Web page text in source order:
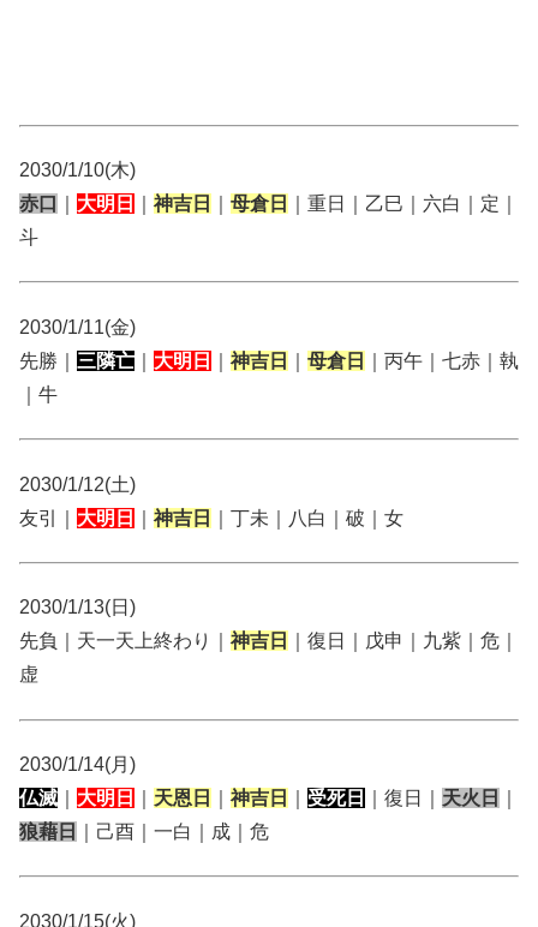
2030/1/10(木)
赤口
大明日 神吉日 母倉日
｜重日｜乙巳｜六白｜定｜
斗
2030/1/11(金)
先勝｜ 三隣亡 大明日 神吉日 母倉日
｜丙午｜七赤｜執
｜牛
2030/1/12(土)
友引｜ 大明日 神吉日 ｜丁未｜八白｜破｜女
2030/1/13(日)
先負｜天一天上終わり｜ 神吉日
｜復日｜戊申｜九紫｜危｜
虚
2030/1/14(月)
仏滅
大明日 天恩日 神吉日 受死日 ｜復日｜ 天火日
狼藉日
｜己酉｜一白｜成｜危
2030/1/15(火)